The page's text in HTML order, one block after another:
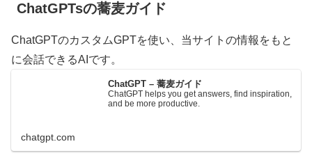
ChatGPTsの蕎麦ガイド
ChatGPTのカスタムGPTを使い、当サイトの情報をもと
に会話できるAIです。
ChatGPT – 蕎麦ガイド
ChatGPT helps you get answers, find inspiration,
and be more productive.
chatgpt.com